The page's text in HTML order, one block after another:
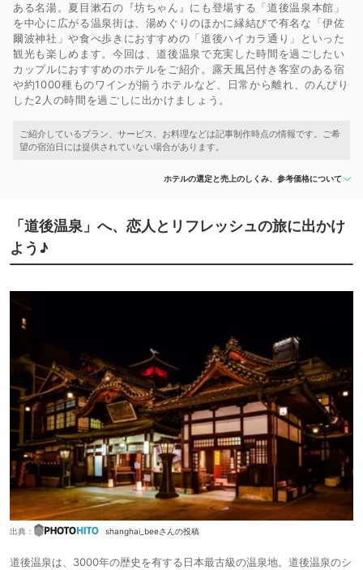
ある名湯。夏目漱石の『坊ちゃん』にも登場する「道後温泉本館」
を中心に広がる温泉街は、湯めぐりのほかに縁結びで有名な「伊佐
爾波神社」や食べ歩きにおすすめの「道後ハイカラ通り」といった
観光も楽しめます。今回は、道後温泉で充実した時間を過ごしたい
カップルにおすすめのホテルをご紹介。露天風呂付き客室のある宿
や約1000種ものワインが揃うホテルなど、日常から離れ、のんびり
した2人の時間を過ごしに出かけましょう。
ホテルの選定と売上のしくみ、参考価格について
「道後温泉」へ、恋人とリフレッシュの旅に出かけ
よう♪
出典： shanghai_beeさんの投稿
道後温泉は、3000年の歴史を有する日本最古級の温泉地。道後温泉のシ